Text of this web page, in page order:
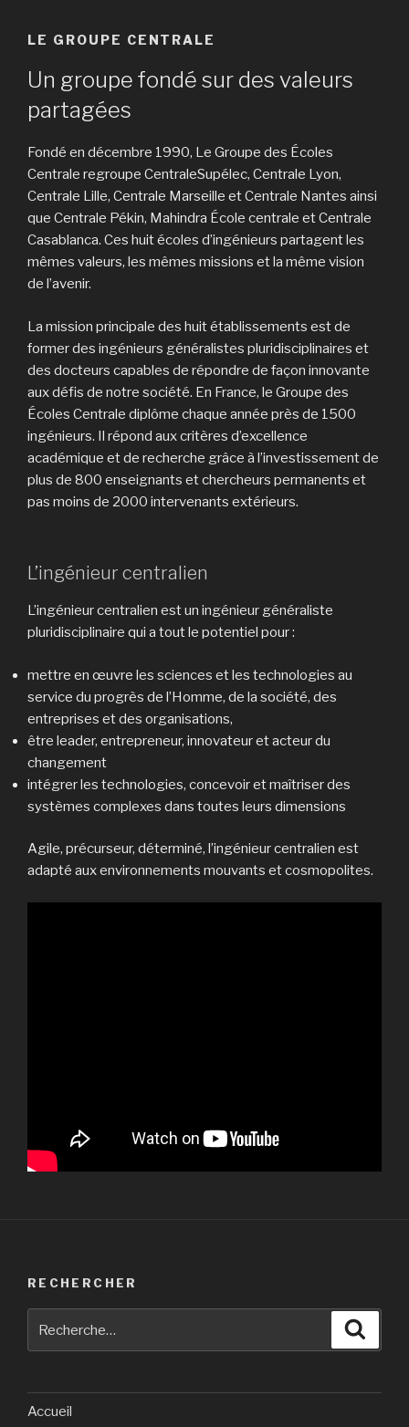
LE GROUPE CENTRALE
Un groupe fondé sur des valeurs
partagées
Fondé en décembre 1990, Le Groupe des Écoles
Centrale regroupe CentraleSupélec, Centrale Lyon,
Centrale Lille, Centrale Marseille et Centrale Nantes ainsi
que Centrale Pékin, Mahindra École centrale et Centrale
Casablanca. Ces huit écoles d’ingénieurs partagent les
mêmes valeurs, les mêmes missions et la même vision
de l’avenir.
La mission principale des huit établissements est de
former des ingénieurs généralistes pluridisciplinaires et
des docteurs capables de répondre de façon innovante
aux défis de notre société. En France, le Groupe des
Écoles Centrale diplôme chaque année près de 1500
ingénieurs. Il répond aux critères d’excellence
académique et de recherche grâce à l’investissement de
plus de 800 enseignants et chercheurs permanents et
pas moins de 2000 intervenants extérieurs.
L’ingénieur centralien
L’ingénieur centralien est un ingénieur généraliste
pluridisciplinaire qui a tout le potentiel pour :
mettre en œuvre les sciences et les technologies au
service du progrès de l’Homme, de la société, des
entreprises et des organisations,
être leader, entrepreneur, innovateur et acteur du
changement
intégrer les technologies, concevoir et maîtriser des
systèmes complexes dans toutes leurs dimensions
Agile, précurseur, déterminé, l’ingénieur centralien est
adapté aux environnements mouvants et cosmopolites.
RECHERCHER
Accueil